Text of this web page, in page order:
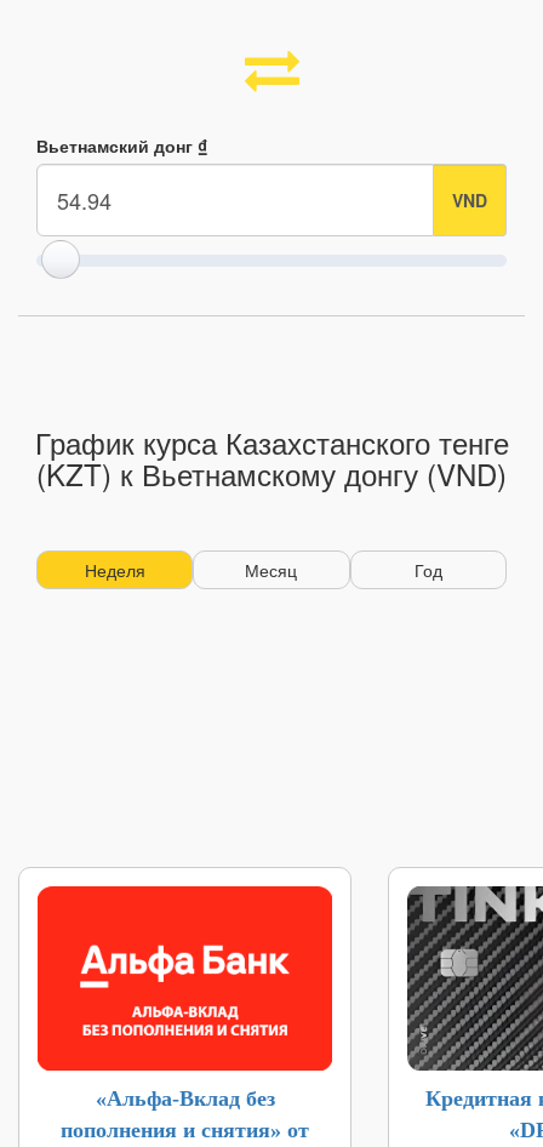
Вьетнамский донг ₫
График курса Казахстанского тенге
(KZT) к Вьетнамскому донгу (VND)
Неделя Месяц Год
«Альфа-Вклад без
пополнения и снятия» от
Кредитная